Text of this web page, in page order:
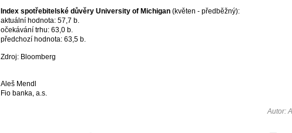
Index spotřebitelské důvěry University of Michigan (květen - předběžný):
aktuální hodnota: 57,7 b.
očekávání trhu: 63,0 b.
předchozí hodnota: 63,5 b.
Zdroj: Bloomberg
Aleš Mendl
Fio banka, a.s.
Autor: